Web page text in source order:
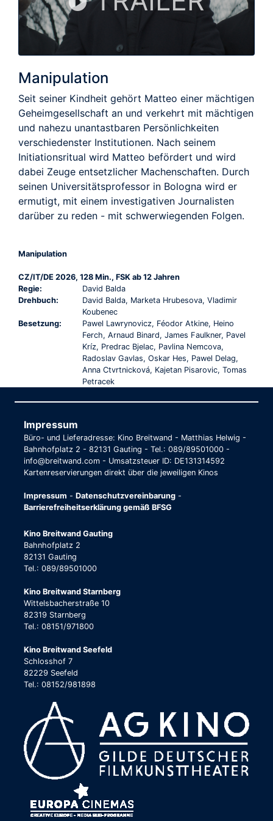
Manipulation
Seit seiner Kindheit gehört Matteo einer mächtigen
Geheimgesellschaft an und verkehrt mit mächtigen
und nahezu unantastbaren Persönlichkeiten
verschiedenster Institutionen. Nach seinem
Initiationsritual wird Matteo befördert und wird
dabei Zeuge entsetzlicher Machenschaften. Durch
seinen Universitätsprofessor in Bologna wird er
ermutigt, mit einem investigativen Journalisten
darüber zu reden - mit schwerwiegenden Folgen.
Manipulation
CZ/IT/DE 2026, 128 Min., FSK ab 12 Jahren
Regie:
David Balda
Drehbuch:
David Balda, Marketa Hrubesova, Vladimir
Koubenec
Besetzung:
Pawel Lawrynovicz, Féodor Atkine, Heino
Ferch, Arnaud Binard, James Faulkner, Pavel
Kríz, Predrac Bjelac, Pavlina Nemcova,
Radoslav Gavlas, Oskar Hes, Pawel Delag,
Anna Ctvrtnicková, Kajetan Pisarovic, Tomas
Petracek
Impressum
Büro- und Lieferadresse: Kino Breitwand - Matthias Helwig -
Bahnhofplatz 2 - 82131 Gauting - Tel.: 089/89501000 -
info@breitwand.com - Umsatzsteuer ID: DE131314592
Kartenreservierungen direkt über die jeweiligen Kinos
Impressum - Datenschutzvereinbarung -
Barrierefreiheitserklärung gemäß BFSG
Kino Breitwand Gauting
Bahnhofplatz 2
82131 Gauting
Tel.: 089/89501000
Kino Breitwand Starnberg
Wittelsbacherstraße 10
82319 Starnberg
Tel.: 08151/971800
Kino Breitwand Seefeld
Schlosshof 7
82229 Seefeld
Tel.: 08152/981898